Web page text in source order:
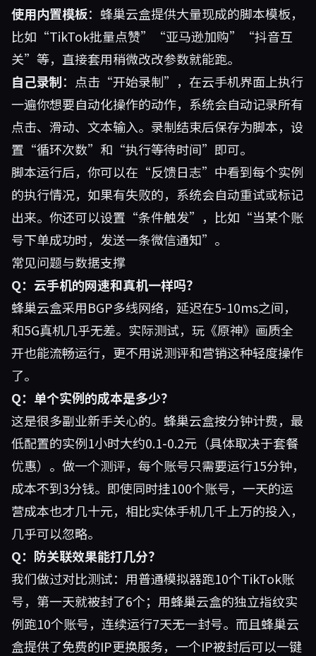
使用内置模板：蜂巢云盒提供大量现成的脚本模板，
比如“TikTok批量点赞”“亚马逊加购”“抖音互
关”等，直接套用稍微改改参数就能跑。
自己录制：点击“开始录制”，在云手机界面上执行
一遍你想要自动化操作的动作，系统会自动记录所有
点击、滑动、文本输入。录制结束后保存为脚本，设
置“循环次数”和“执行等待时间”即可。
脚本运行后，你可以在“反馈日志”中看到每个实例
的执行情况，如果有失败的，系统会自动重试或标记
出来。你还可以设置“条件触发”，比如“当某个账
号下单成功时，发送一条微信通知”。
常见问题与数据支撑
Q：云手机的网速和真机一样吗？
蜂巢云盒采用BGP多线网络，延迟在5-10ms之间，
和5G真机几乎无差。实际测试，玩《原神》画质全
开也能流畅运行，更不用说测评和营销这种轻度操作
了。
Q：单个实例的成本是多少？
这是很多副业新手关心的。蜂巢云盒按分钟计费，最
低配置的实例1小时大约0.1-0.2元（具体取决于套餐
优惠）。做一个测评，每个账号只需要运行15分钟，
成本不到3分钱。即使同时挂100个账号，一天的运
营成本也才几十元，相比实体手机几千上万的投入，
几乎可以忽略。
Q：防关联效果能打几分？
我们做过对比测试：用普通模拟器跑10个TikTok账
号，第一天就被封了6个；用蜂巢云盒的独立指纹实
例跑10个账号，连续运行7天无一封号。而且蜂巢云
盒提供了免费的IP更换服务，一个IP被封后可以一键